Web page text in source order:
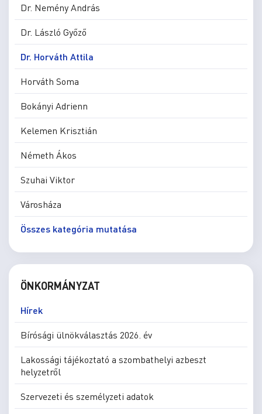
Dr. Nemény András
Dr. László Győző
Dr. Horváth Attila
Horváth Soma
Bokányi Adrienn
Kelemen Krisztián
Németh Ákos
Szuhai Viktor
Városháza
Összes kategória mutatása
ÖNKORMÁNYZAT
Hírek
Bírósági ülnökválasztás 2026. év
Lakossági tájékoztató a szombathelyi azbeszt
helyzetről
Szervezeti és személyzeti adatok